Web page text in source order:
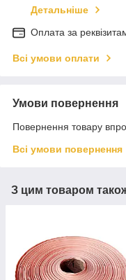
Детальніше
Оплата за
Всі умови оплати
Умови повернення
Повернення товару
Всі умови повернення
З цим товаром